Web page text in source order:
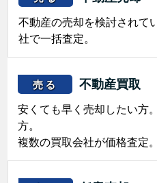
不動産の売却を検討されて
社で一括査定。
売る 不動産買取
安くても早く売却したい方
方。
複数の買取会社が価格査定。